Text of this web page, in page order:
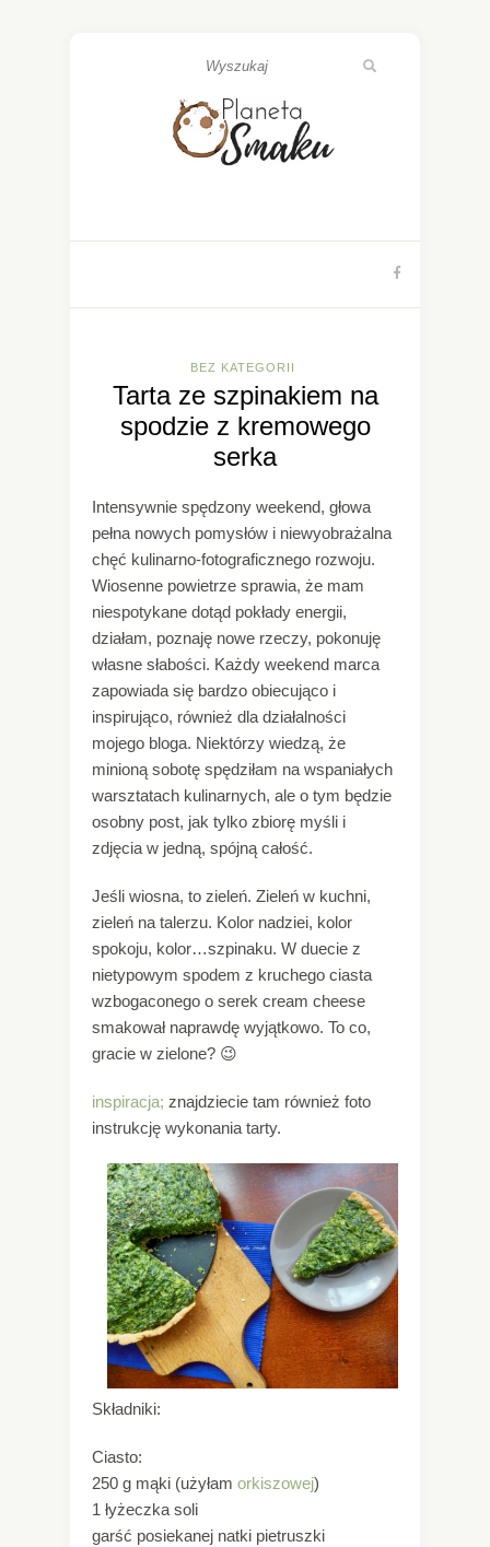
BEZ KATEGORII
Tarta ze szpinakiem na
spodzie z kremowego
serka
Intensywnie spędzony weekend, głowa
pełna nowych pomysłów i niewyobrażalna
chęć kulinarno-fotograficznego rozwoju.
Wiosenne powietrze sprawia, że mam
niespotykane dotąd pokłady energii,
działam, poznaję nowe rzeczy, pokonuję
własne słabości. Każdy weekend marca
zapowiada się bardzo obiecująco i
inspirująco, również dla działalności
mojego bloga. Niektórzy wiedzą, że
minioną sobotę spędziłam na wspaniałych
warsztatach kulinarnych, ale o tym będzie
osobny post, jak tylko zbiorę myśli i
zdjęcia w jedną, spójną całość.
Jeśli wiosna, to zieleń. Zieleń w kuchni,
zieleń na talerzu. Kolor nadziei, kolor
spokoju, kolor…szpinaku. W duecie z
nietypowym spodem z kruchego ciasta
wzbogaconego o serek cream cheese
smakował naprawdę wyjątkowo. To co,
gracie w zielone? 😉
inspiracja; znajdziecie tam również foto
instrukcję wykonania tarty.
Składniki:
Ciasto:
250 g mąki (użyłam orkiszowej)
1 łyżeczka soli
garść posiekanej natki pietruszki